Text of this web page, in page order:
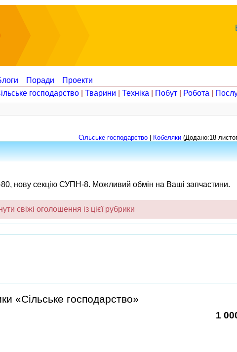
Поради
Проекти
господарство Тварини Техніка Побут Робота
Сільське господарство Кобеляки (Додано:18
нову секцію СУПН-8. Можливий обмін на Ваші запчастини.
свіжі оголошення із цієї рубрики
«Сільське господарство»
1